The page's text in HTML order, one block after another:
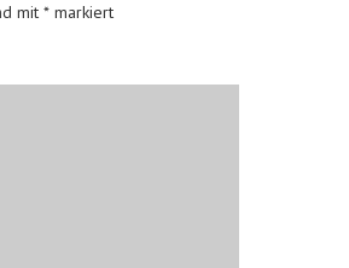
mit * markiert